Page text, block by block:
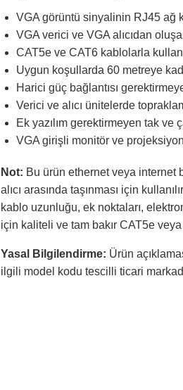
VGA görüntü sinyalinin RJ45 ağ
VGA verici ve VGA alıcıdan
CAT5e ve CAT6 kablolarla
Uygun koşullarda 60 metreye
Harici güç bağlantısı
Verici ve alıcı ünitelerde
Ek yazılım gerektirmeyen tak ve
VGA girişli monitör ve
Not: Bu ürün ethernet veya internet
alıcı arasında taşınması için
kablo uzunluğu, ek noktaları,
için kaliteli ve tam bakır CAT5e
Yasal Bilgilendirme: Ürün
ilgili model kodu tescilli ticari